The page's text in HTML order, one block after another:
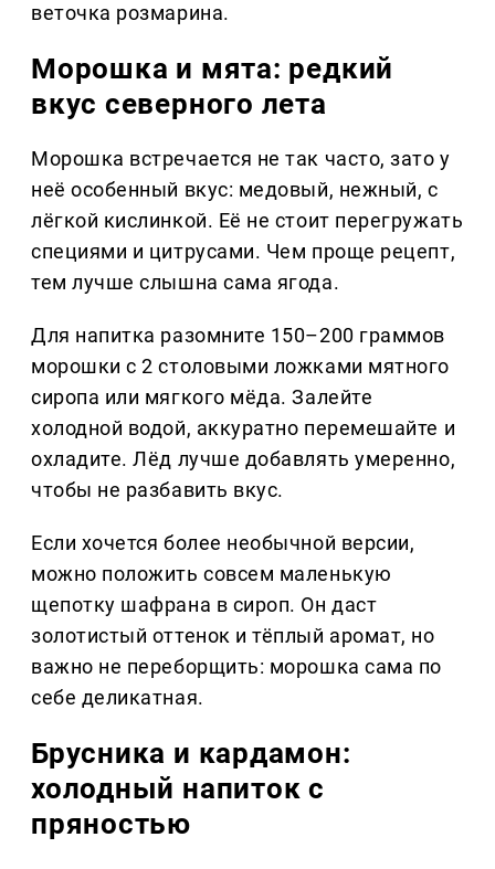
веточка розмарина.
Морошка и мята: редкий
вкус северного лета
Морошка встречается не так часто, зато у
неё особенный вкус: медовый, нежный, с
лёгкой кислинкой. Её не стоит перегружать
специями и цитрусами. Чем проще рецепт,
тем лучше слышна сама ягода.
Для напитка разомните 150–200 граммов
морошки с 2 столовыми ложками мятного
сиропа или мягкого мёда. Залейте
холодной водой, аккуратно перемешайте и
охладите. Лёд лучше добавлять умеренно,
чтобы не разбавить вкус.
Если хочется более необычной версии,
можно положить совсем маленькую
щепотку шафрана в сироп. Он даст
золотистый оттенок и тёплый аромат, но
важно не переборщить: морошка сама по
себе деликатная.
Брусника и кардамон:
холодный напиток с
пряностью